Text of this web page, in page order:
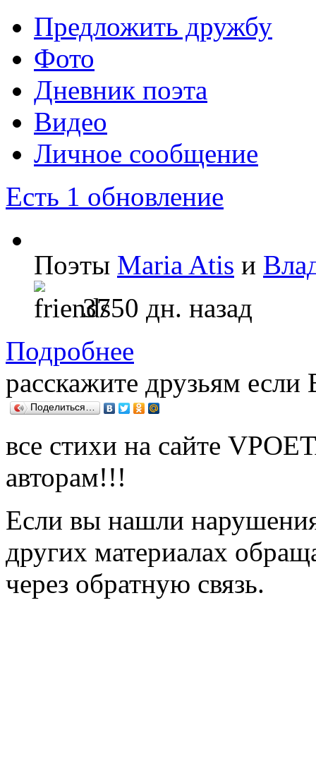
Предложить дружбу
Фото
Дневник поэта
Видео
Личное сообщение
Есть 1 обновление
Поэты Maria Atis и
3750 дн. назад
Подробнее
расскажите друзьям
Поделиться…
все стихи на сайте
авторам!!!
Если вы нашли
других материалах
через обратную связь.